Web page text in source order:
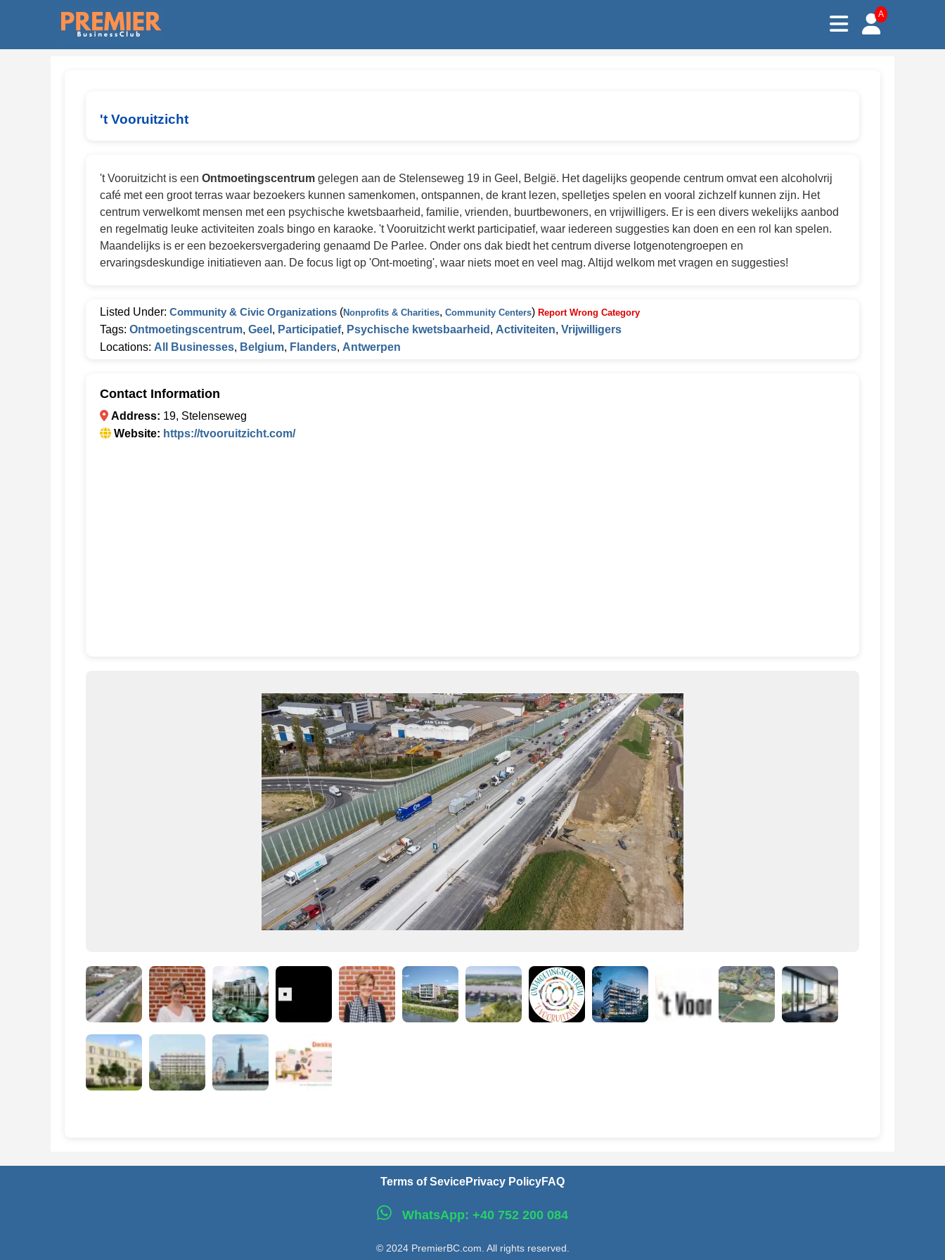
A
't Vooruitzicht
't Vooruitzicht is een Ontmoetingscentrum gelegen aan de Stelenseweg 19 in Geel, België. Het dagelijks geopende centrum omvat een alcoholvrij
café met een groot terras waar bezoekers kunnen samenkomen, ontspannen, de krant lezen, spelletjes spelen en vooral zichzelf kunnen zijn. Het
centrum verwelkomt mensen met een psychische kwetsbaarheid, familie, vrienden, buurtbewoners, en vrijwilligers. Er is een divers wekelijks aanbod
en regelmatig leuke activiteiten zoals bingo en karaoke. 't Vooruitzicht werkt participatief, waar iedereen suggesties kan doen en een rol kan spelen.
Maandelijks is er een bezoekersvergadering genaamd De Parlee. Onder ons dak biedt het centrum diverse lotgenotengroepen en
ervaringsdeskundige initiatieven aan. De focus ligt op 'Ont-moeting', waar niets moet en veel mag. Altijd welkom met vragen en suggesties!
Listed Under: Community & Civic Organizations (Nonprofits & Charities, Community Centers) Report Wrong Category
Tags: Ontmoetingscentrum, Geel , Participatief, Psychische kwetsbaarheid , Activiteiten, Vrijwilligers
Locations: All Businesses, Belgium, Flanders, Antwerpen
Contact Information
Address: 19, Stelenseweg
Website: https://tvooruitzicht.com/
Terms of SevicePrivacy PolicyFAQ
WhatsApp: +40 752 200 084
© 2024 PremierBC.com. All rights reserved.